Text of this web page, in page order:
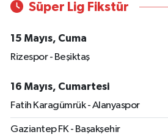
Süper Lig Fikstür
15 Mayıs, Cuma
Rizespor - Beşiktaş
16 Mayıs, Cumartesi
Fatih Karagümrük - Alanyaspor
Gaziantep FK - Başakşehir